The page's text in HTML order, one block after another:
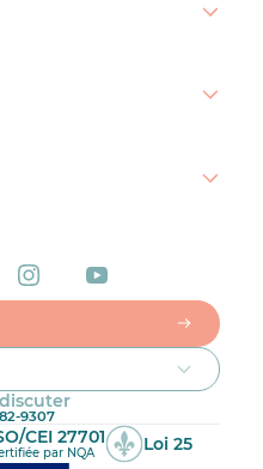
9307
CEI 27701
par NQA Loi 25